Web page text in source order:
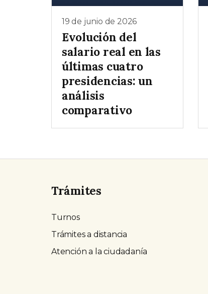
19 de junio de 2026
Evolución del
salario real en las
últimas cuatro
presidencias: un
análisis
comparativo
Trámites
Turnos
Trámites a distancia
Atención a la ciudadanía